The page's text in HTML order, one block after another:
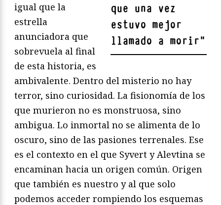
que una vez
estuvo mejor
llamado a morir"
igual que la
estrella
anunciadora que
sobrevuela al final
de esta historia, es
ambivalente. Dentro del misterio no hay
terror, sino curiosidad. La fisionomía de los
que murieron no es monstruosa, sino
ambigua. Lo inmortal no se alimenta de lo
oscuro, sino de las pasiones terrenales. Ese
es el contexto en el que Syvert y Alevtina se
encaminan hacia un origen común. Origen
que también es nuestro y al que solo
podemos acceder rompiendo los esquemas